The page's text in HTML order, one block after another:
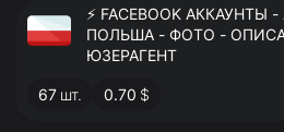
⚡️ FACEBOOK АККАУНТЫ
ПОЛЬША - ФОТО -
ЮЗЕРАГЕНТ
67 шт. 0.70 $